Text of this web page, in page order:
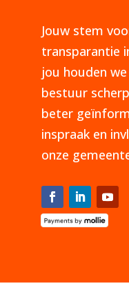
Jouw stem
transparantie
jou houden
bestuur
beter
inspraak en
onze